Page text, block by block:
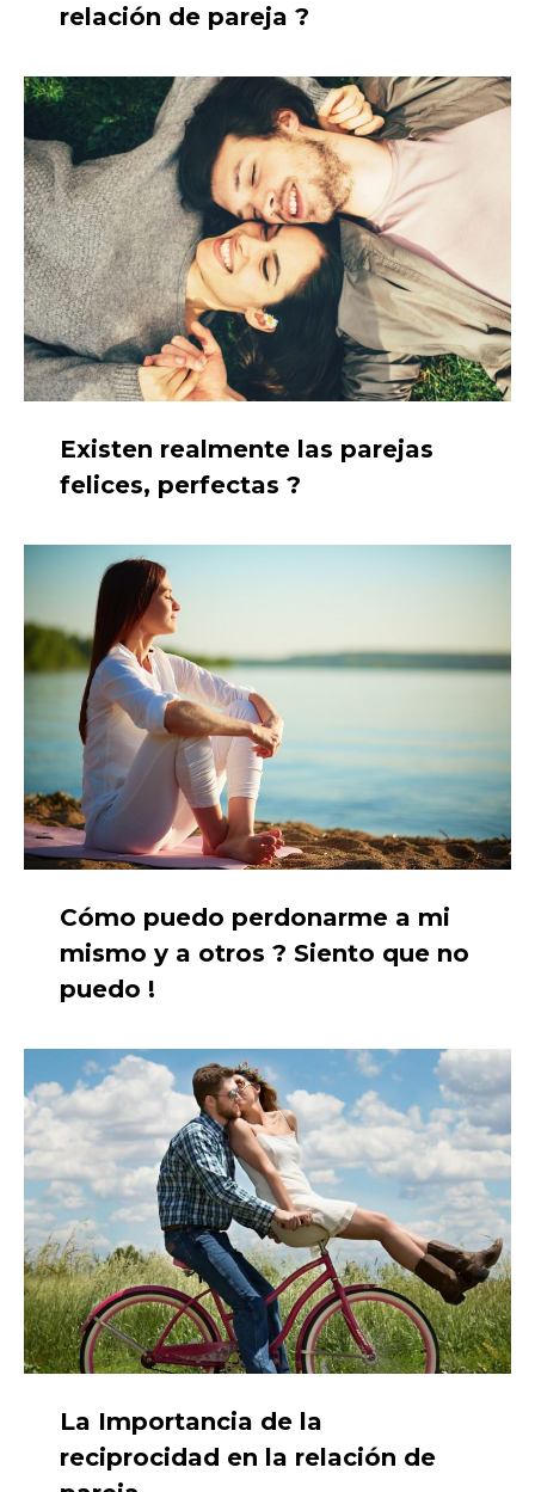
relación de pareja ?
Existen realmente las parejas
felices, perfectas ?
Cómo puedo perdonarme a mi
mismo y a otros ? Siento que no
puedo !
La Importancia de la
reciprocidad en la relación de